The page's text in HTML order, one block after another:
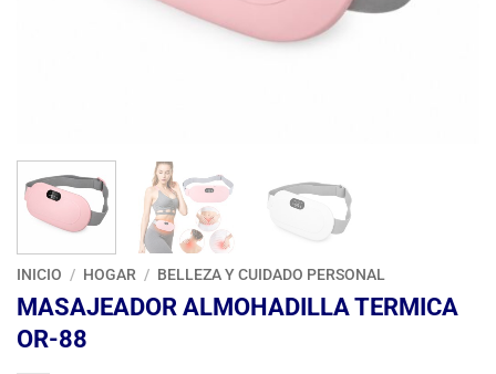
INICIO / HOGAR / BELLEZA Y CUIDADO PERSONAL
MASAJEADOR ALMOHADILLA TERMICA
OR-88